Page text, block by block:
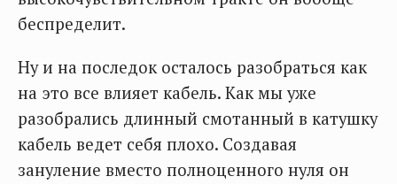
беспределит.
Ну и на последок осталось разобраться как
на это все влияет кабель. Как мы уже
разобрались длинный смотанный в катушку
кабель ведет себя плохо. Создавая
зануление вместо полноценного нуля он